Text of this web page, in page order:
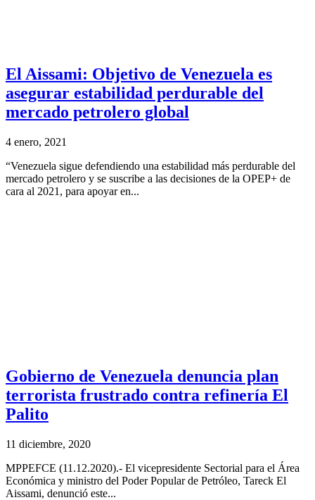
El Aissami: Objetivo de Venezuela es
asegurar estabilidad perdurable del
mercado petrolero global
4 enero, 2021
“Venezuela sigue defendiendo una estabilidad más perdurable del
mercado petrolero y se suscribe a las decisiones de la OPEP+ de
cara al 2021, para apoyar en...
Gobierno de Venezuela denuncia plan
terrorista frustrado contra refinería El
Palito
11 diciembre, 2020
MPPEFCE (11.12.2020).- El vicepresidente Sectorial para el Área
Económica y ministro del Poder Popular de Petróleo, Tareck El
Aissami, denunció este...